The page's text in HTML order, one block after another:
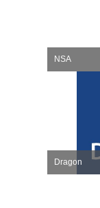
NSA
Dragon